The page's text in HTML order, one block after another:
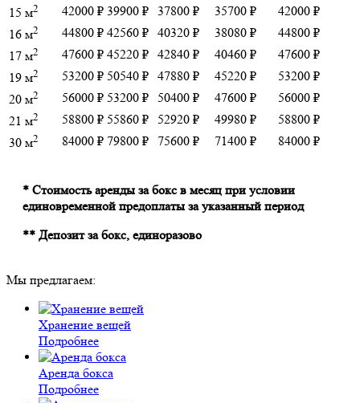
15 м2 42000 ₽ 39900 ₽ 37800 ₽ 35700 ₽
42000 ₽
16 м2 44800 ₽ 42560 ₽ 40320 ₽ 38080 ₽
44800 ₽
17 м2 47600 ₽ 45220 ₽ 42840 ₽ 40460 ₽
47600 ₽
19 м2 53200 ₽ 50540 ₽ 47880 ₽ 45220 ₽
53200 ₽
20 м2 56000 ₽ 53200 ₽ 50400 ₽ 47600 ₽
56000 ₽
21 м2 58800 ₽ 55860 ₽ 52920 ₽ 49980 ₽
58800 ₽
30 м2 84000 ₽ 79800 ₽ 75600 ₽ 71400 ₽ 84000 ₽
* Стоимость аренды за бокс в месяц при условии
единовременной предоплаты за указанный период
** Депозит за бокс, единоразово
Мы предлагаем:
Хранение вещей
Подробнее
Аренда бокса
Подробнее